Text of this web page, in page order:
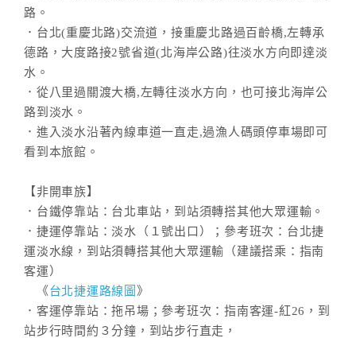
路。
．台北(重慶北路)交流道，接重慶北路過百齡橋,左轉承
德路，大度路接2號省道(北海岸公路)往淡水方向即達淡
水。
．從八里過關渡大橋,左轉往淡水方向，也可接北海岸公
路到淡水。
．進入淡水沿著內線車道一直走,過漁人碼頭停車場即可
看到本旅館。
【非開車族】
．台鐵停靠站：台北車站，到站須轉搭其他大眾運輸。
．捷運停靠站：淡水（１號出口）；參考班次：台北捷
運淡水線，到站須轉搭其他大眾運輸（建議搭乘：指南
客運）
《台北捷運路線圖 》
．客運停靠站：拖吊場；參考班次：指南客運-紅26，到
站步行時間約３分鐘，到站步行直走，